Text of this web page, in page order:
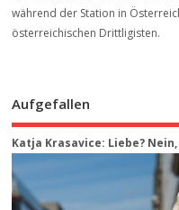
während der Station in
österreichischen Drittligisten.
Aufgefallen
Katja Krasavice: Liebe?